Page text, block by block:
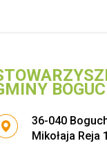
Adres
36-040
Mikołaja Reja 1